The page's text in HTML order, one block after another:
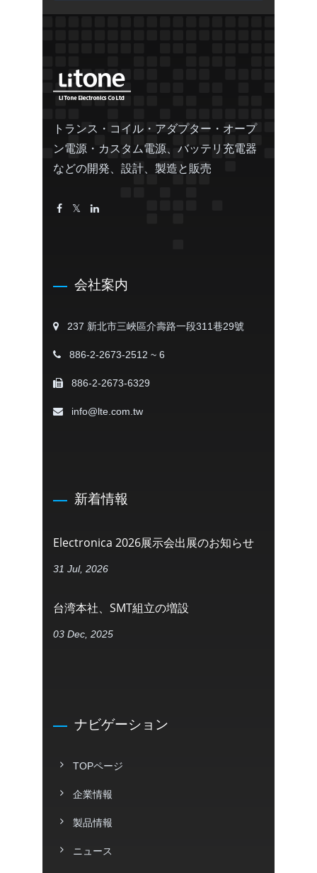
トランス・コイル・アダプター・オープ
ン電源・カスタム電源、バッテリ充電器
などの開発、設計、製造と販売
会社案内
237 新北市三峽區介壽路一段311巷29號
886-2-2673-2512 ~ 6
886-2-2673-6329
info@lte.com.tw
新着情報
Electronica 2026展示会出展のお知らせ
31 Jul, 2026
台湾本社、SMT組立の増設
03 Dec, 2025
ナビゲーション
TOPページ
企業情報
製品情報
ニュース